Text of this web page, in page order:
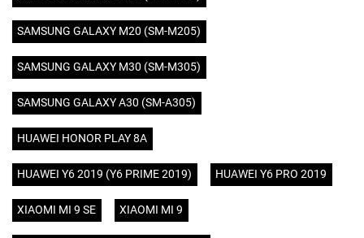
SAMSUNG GALAXY M20 (SM-M205)
SAMSUNG GALAXY M30 (SM-M305)
SAMSUNG GALAXY A30 (SM-A305)
HUAWEI HONOR PLAY 8A
HUAWEI Y6 2019 (Y6 PRIME 2019) HUAWEI Y6 PRO 2019
XIAOMI MI 9 SE XIAOMI MI 9